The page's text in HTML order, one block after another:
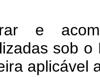
e
sob
aplicável